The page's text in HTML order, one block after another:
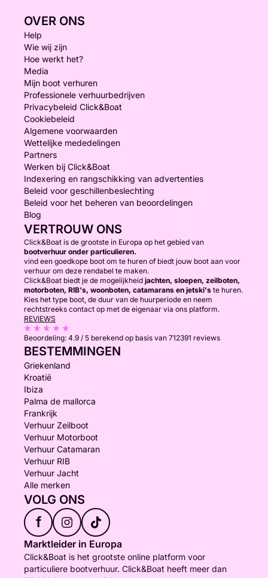
OVER ONS
Help
Wie wij zijn
Hoe werkt het?
Media
Mijn boot verhuren
Professionele verhuurbedrijven
Privacybeleid Click&Boat
Cookiebeleid
Algemene voorwaarden
Wettelijke mededelingen
Partners
Werken bij Click&Boat
Indexering en rangschikking van advertenties
Beleid voor geschillenbeslechting
Beleid voor het beheren van beoordelingen
Blog
VERTROUW ONS
Click&Boat is de grootste in Europa op het gebied van
bootverhuur onder particulieren.
vind een goedkope boot om te huren of biedt jouw boot aan voor
verhuur om deze rendabel te maken.
Click&Boat biedt je de mogelijkheid jachten, sloepen, zeilboten,
motorboten, RIB's, woonboten, catamarans en jetski's te huren.
Kies het type boot, de duur van de huurperiode en neem
rechtstreeks contact op met de eigenaar via ons platform.
REVIEWS
Beoordeling: 4.9 / 5 berekend op basis van 712391 reviews
BESTEMMINGEN
Griekenland
Kroatië
Ibiza
Palma de mallorca
Frankrijk
Verhuur Zeilboot
Verhuur Motorboot
Verhuur Catamaran
Verhuur RIB
Verhuur Jacht
Alle merken
VOLG ONS
f
Marktleider in Europa
Click&Boat is het grootste online platform voor
particuliere bootverhuur. Click&Boat heeft meer dan